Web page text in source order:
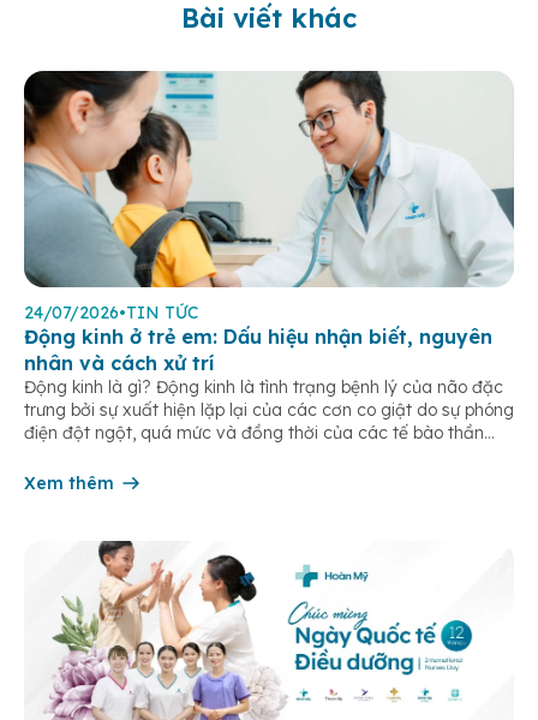
Bài viết khác
24/07/2026•TIN TỨC
Động kinh ở trẻ em: Dấu hiệu nhận biết, nguyên
nhân và cách xử trí
Động kinh là gì? Động kinh là tình trạng bệnh lý của não đặc
trưng bởi sự xuất hiện lặp lại của các cơn co giật do sự phóng
điện đột ngột, quá mức và đồng thời của các tế bào thần
Xem thêm